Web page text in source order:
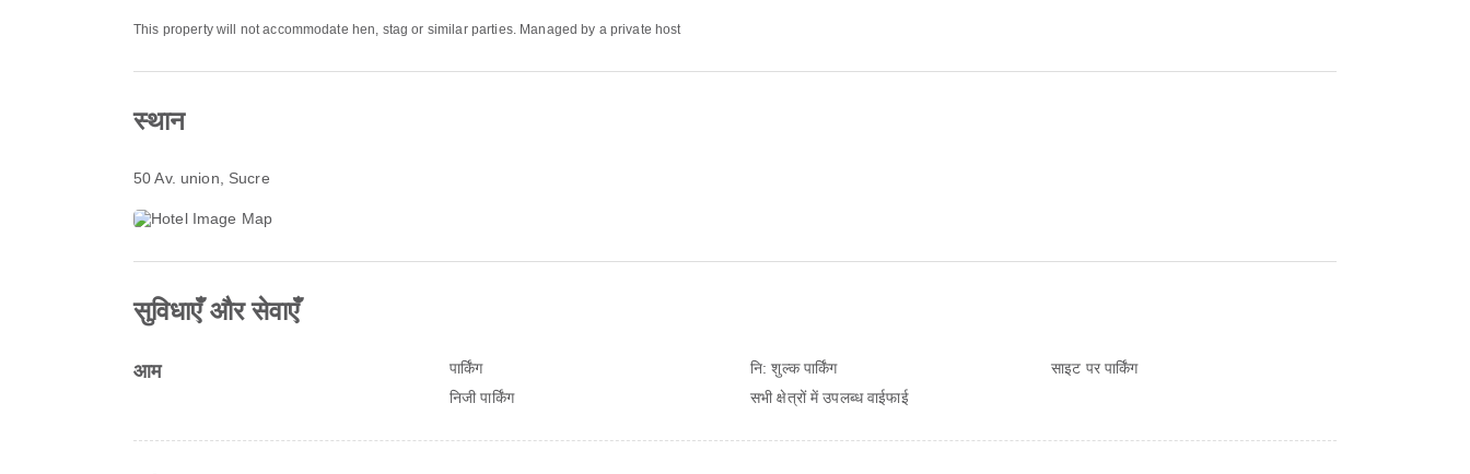
This property will not accommodate hen, stag or similar parties. Managed by a private host
स्थान
50 Av. union , Sucre
सुविधाएँ और सेवाएँ
आम पार्किंग नि: शुल्क पार्किंग
साइट पर पार्किंग
निजी पार्किंग
सभी क्षेत्रों में उपलब्ध वाईफाई